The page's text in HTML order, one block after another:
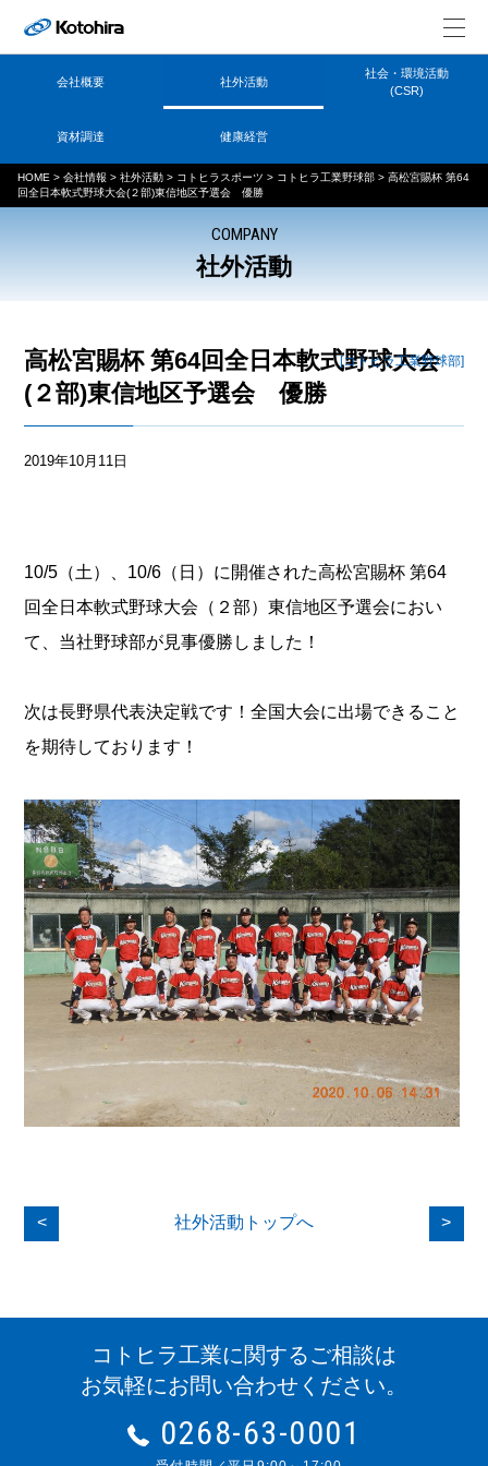
会社概要 社外活動
社会・環境活動
(CSR)
資材調達 健康経営
HOME > 会社情報 > 社外活動 > コトヒラスポーツ > コトヒラ工業野球部 > 高松宮賜杯 第64
回全日本軟式野球大会(２部)東信地区予選会 優勝
COMPANY
社外活動
高松宮賜杯 第64回全日本軟式野球大会
(２部)東信地区予選会 優勝
[コトヒラ工業野球部]
2019年10月11日
10/5（土）、10/6（日）に開催された高松宮賜杯 第64
回全日本軟式野球大会（２部）東信地区予選会におい
て、当社野球部が見事優勝しました！
次は長野県代表決定戦です！全国大会に出場できること
を期待しております！
< >
社外活動トップへ
コトヒラ工業に関するご相談は
お気軽にお問い合わせください。
0268-63-0001